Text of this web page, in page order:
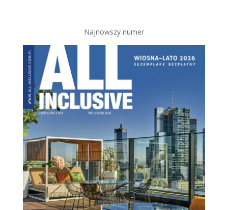
Najnowszy numer